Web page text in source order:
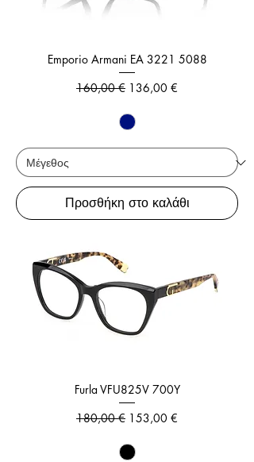
Emporio Armani EA 3221 5088
Κανονική τιμή
160,00 € Τιμή Έκπτωσης
136,00 €
Προσθήκη στο καλάθι
Furla VFU825V 700Y
Κανονική τιμή
180,00 € Τιμή Έκπτωσης
153,00 €